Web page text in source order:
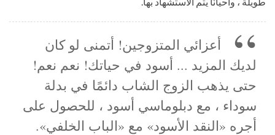
أعزائي المتزوجين! أتمنى لو كان
لديك المزيد ... أسود في حياتك! نعم نعم!
حتى يذهب الزوج الشاب دائمًا في بدلة
سوداء ، مع دبلوماسي أسود ، للحصول على
أجره «النقد الأسود» مع «الباب الخلفي».